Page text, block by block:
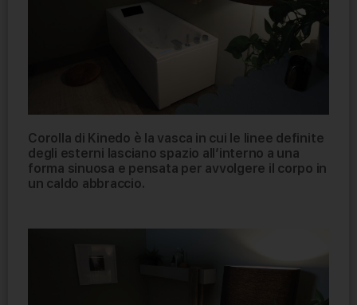
Corolla di Kinedo è la vasca in cui le linee definite
degli esterni lasciano spazio all’interno a una
forma sinuosa e pensata per avvolgere il corpo in
un caldo abbraccio.